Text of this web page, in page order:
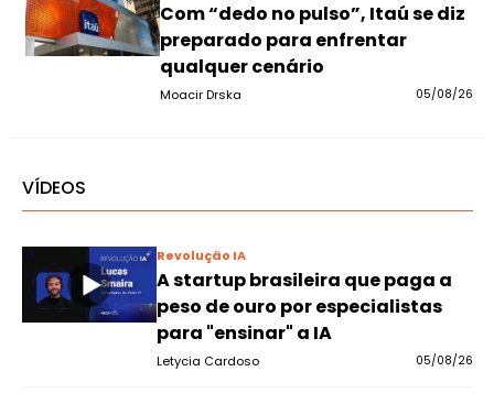
Com “dedo no pulso”, Itaú se diz
preparado para enfrentar
qualquer cenário
Moacir Drska 05/08/26
VÍDEOS
Revolução IA
A startup brasileira que paga a
peso de ouro por especialistas
para "ensinar" a IA
Letycia Cardoso 05/08/26